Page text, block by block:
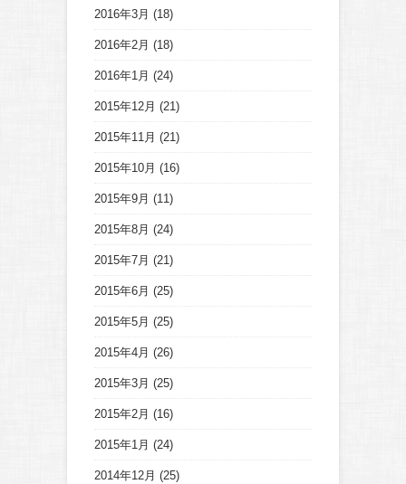
2016年3月 (18)
2016年2月 (18)
2016年1月 (24)
2015年12月 (21)
2015年11月 (21)
2015年10月 (16)
2015年9月 (11)
2015年8月 (24)
2015年7月 (21)
2015年6月 (25)
2015年5月 (25)
2015年4月 (26)
2015年3月 (25)
2015年2月 (16)
2015年1月 (24)
2014年12月 (25)